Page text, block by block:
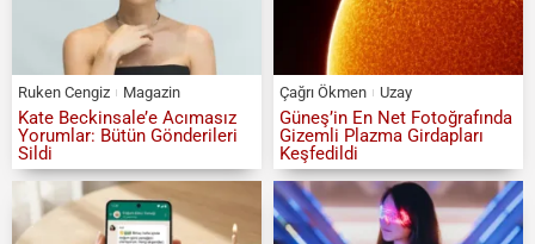
Ruken Cengiz Magazin
Kate Beckinsale’e Acımasız
Yorumlar: Bütün Gönderileri
Sildi
Çağrı Ökmen Uzay
Güneş’in En Net Fotoğrafında
Gizemli Plazma Girdapları
Keşfedildi